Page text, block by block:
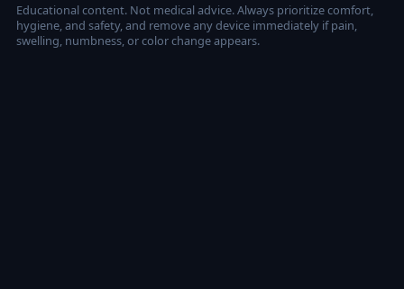
Educational content. Not medical advice. Always prioritize comfort,
hygiene, and safety, and remove any device immediately if pain,
swelling, numbness, or color change appears.